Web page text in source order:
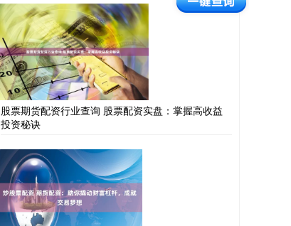
股票期货配资行业查询 股票配资实盘：掌握高收益
投资秘诀